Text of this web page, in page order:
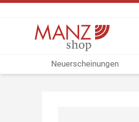
Neuerscheinungen